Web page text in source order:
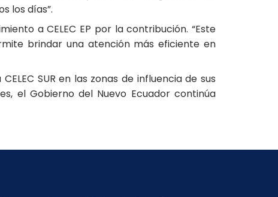
los días”.
a CELEC EP por la contribución. “Este
brindar una atención más eficiente en
SUR en las zonas de influencia de sus
el Gobierno del Nuevo Ecuador continúa